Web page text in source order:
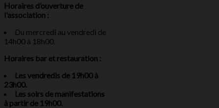
Horaires d’ouverture de
l'association :
Du mercredi au vendredi de
14h00 à 18h00.
Horaires bar et restauration :
Les vendredis de 19h00 à
23h00.
Les soirs de manifestations
à partir de 19h00.